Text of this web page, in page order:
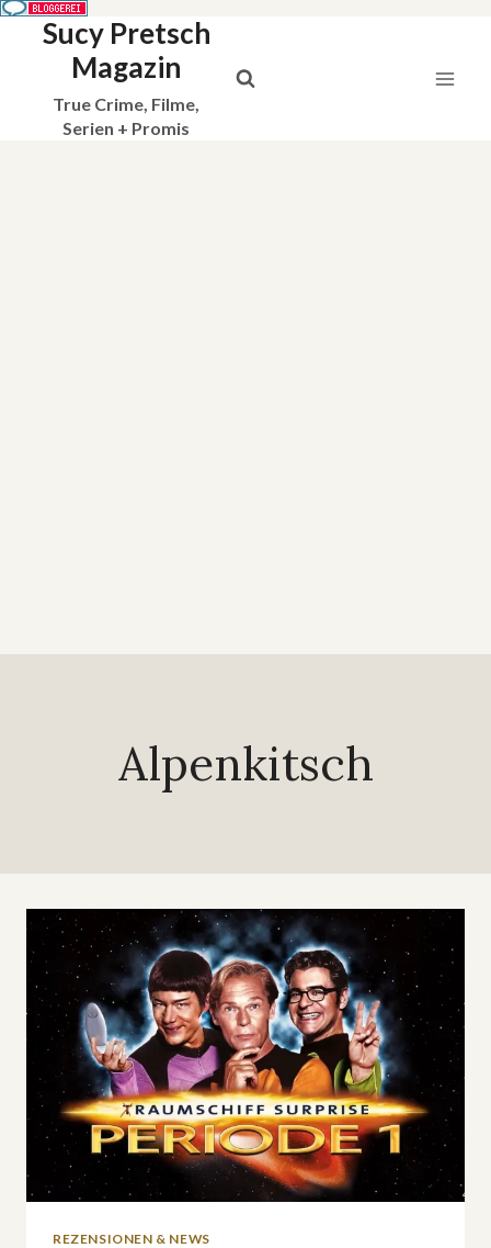
Sucy Pretsch
Magazin
True Crime, Filme,
Serien + Promis
Alpenkitsch
REZENSIONEN & NEWS